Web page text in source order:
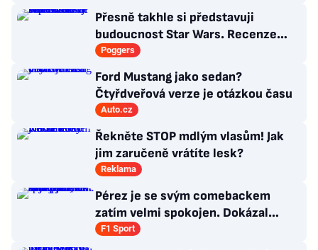
výrobky prosadit v NATO
Přesně takhle si představuji
budoucnost Star Wars. Recenze
Star Wars: The Ninth Jedi
Poggers
Ford Mustang jako sedan?
Čtyřdveřová verze je otázkou času
Auto.cz
Řekněte STOP mdlým vlasům! Jak
jim zaručeně vrátíte lesk?
Reklama
Pérez je se svým comebackem
zatím velmi spokojen. Dokázal
jsem, že stále patřím k nejlepším,
F1 Sport